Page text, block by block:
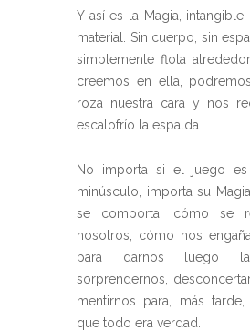
Y así es la Magia,
material. Sin cuerpo, sin
simplemente flota
creemos en ella,
roza nuestra cara y nos
escalofrío la espalda.
No importa si el juego
minúsculo, importa su
se comporta: cómo se
nosotros, cómo nos
para darnos luego
sorprendernos,
mentirnos para, más
que todo era verdad.